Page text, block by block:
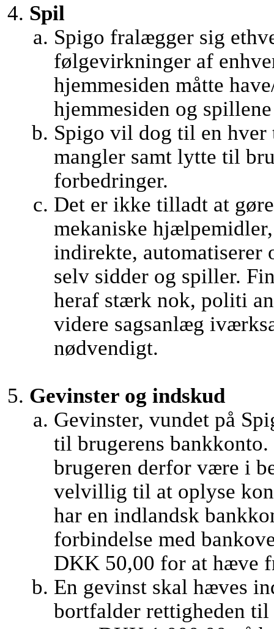
Spil
Spigo fralægger sig
følgevirkninger af
hjemmesiden måtte
hjemmesiden og
Spigo vil dog til en hver
mangler samt lytte til
forbedringer.
Det er ikke tilladt at
mekaniske
indirekte, automatiserer
selv sidder og spiller.
heraf stærk nok, politi
videre sagsanlæg
nødvendigt.
Gevinster og indskud
Gevinster, vundet på
til brugerens
brugeren derfor være i
velvillig til at oplyse
har en indlandsk
forbindelse med
DKK 50,00 for at hæve
En gevinst skal hæves
bortfalder rettigheden til